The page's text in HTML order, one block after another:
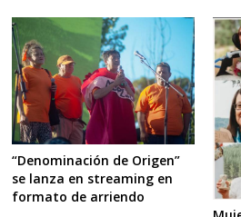
“Denominación de Origen”
se lanza en streaming en
formato de arriendo